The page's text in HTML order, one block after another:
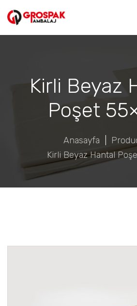
Kirli Beyaz
Poşet
Anasayfa
Kirli Beyaz Hantal